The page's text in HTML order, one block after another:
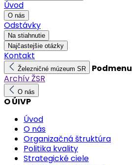
Úvod
O nás
Odstávky
Na stiahnutie
Najčastejšie otázky
Kontakt
Železničné múzeum SR
Podmenu
Archív ŽSR
O nás
O ÚIVP
Úvod
O nás
Organizačná štruktúra
Politika kvality
Strategické ciele